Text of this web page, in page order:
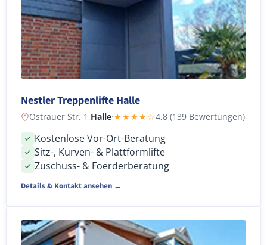
Nestler Treppenlifte Halle
Ostrauer Str. 1,Halle·★★★★☆4,8 (139 Bewertungen)
Kostenlose Vor-Ort-Beratung
Sitz-, Kurven- & Plattformlifte
Zuschuss- & Foerderberatung
Details & Kontakt ansehen →